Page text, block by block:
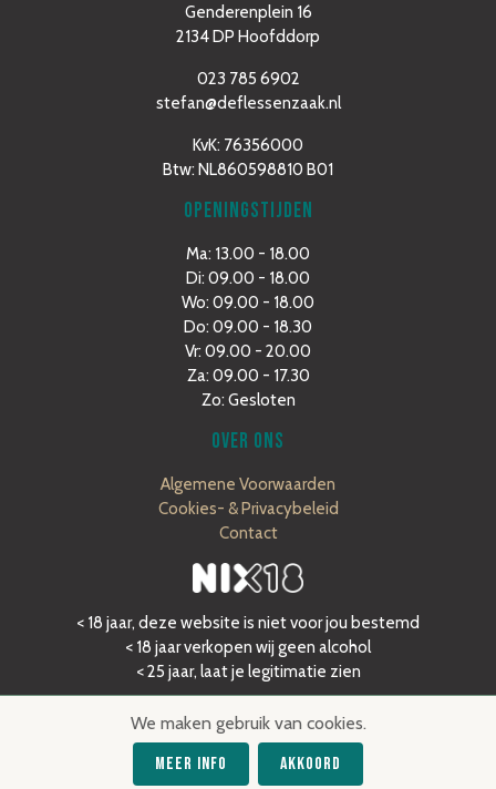
Genderenplein 16
2134 DP Hoofddorp
023 785 6902
stefan@deflessenzaak.nl
KvK: 76356000
Btw: NL860598810 B01
OPENINGSTIJDEN
Ma: 13.00 - 18.00
Di: 09.00 - 18.00
Wo: 09.00 - 18.00
Do: 09.00 - 18.30
Vr: 09.00 - 20.00
Za: 09.00 - 17.30
Zo: Gesloten
OVER ONS
Algemene Voorwaarden
Cookies- & Privacybeleid
Contact
< 18 jaar, deze website is niet voor jou bestemd
< 18 jaar verkopen wij geen alcohol
< 25 jaar, laat je legitimatie zien
©2020 Dé Flessenzaak
We maken gebruik van cookies.
Meer Info
Akkoord